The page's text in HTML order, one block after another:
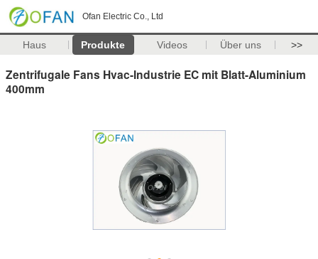
Ofan Electric Co., Ltd
Haus Produkte Videos Über uns >>
Zentrifugale Fans Hvac-Industrie EC mit Blatt-Aluminium
400mm